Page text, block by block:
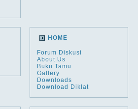
HOME
Forum Diskusi
About Us
Buku Tamu
Gallery
Downloads
Download Diklat